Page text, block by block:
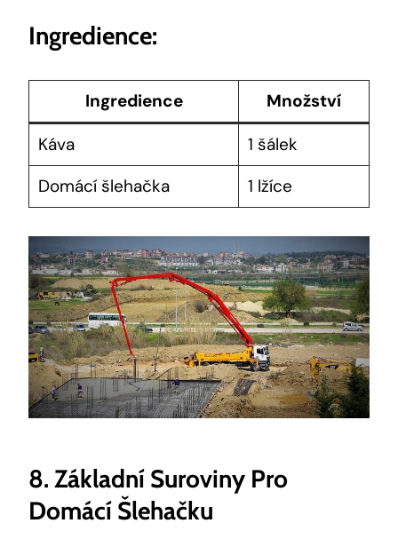
Ingredience:
Ingredience
Množství
Káva
1 šálek
Domácí šlehačka
1 lžíce
8. Základní Suroviny Pro
Domácí Šlehačku